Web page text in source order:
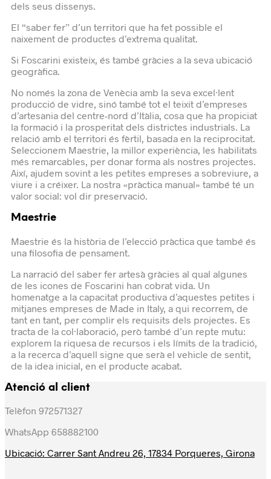
dels seus dissenys.
El “saber fer” d’un territori que ha fet possible el
naixement de productes d’extrema qualitat.
Si Foscarini existeix, és també gràcies a la seva ubicació
geogràfica.
No només la zona de Venècia amb la seva excel·lent
producció de vidre, sinó també tot el teixit d’empreses
d’artesania del centre-nord d’Itàlia, cosa que ha propiciat
la formació i la prosperitat dels districtes industrials. La
relació amb el territori és fèrtil, basada en la reciprocitat.
Seleccionem Maestrie, la millor experiència, les habilitats
més remarcables, per donar forma als nostres projectes.
Així, ajudem sovint a les petites empreses a sobreviure, a
viure i a créixer. La nostra «pràctica manual» també té un
valor social: vol dir preservació.
Maestrie
Maestrie és la història de l’elecció pràctica que també és
una filosofia de pensament.
La narració del saber fer artesà gràcies al qual algunes
de les icones de Foscarini han cobrat vida. Un
homenatge a la capacitat productiva d’aquestes petites i
mitjanes empreses de Made in Italy, a qui recorrem, de
tant en tant, per complir els requisits dels projectes. Es
tracta de la col·laboració, però també d’un repte mutu:
explorem la riquesa de recursos i els límits de la tradició,
a la recerca d’aquell signe que serà el vehicle de sentit,
de la idea inicial, en el producte acabat.
Atenció al client
Telèfon 972571327
WhatsApp 658882100
Ubicació: Carrer Sant Andreu 26, 17834 Porqueres, Girona